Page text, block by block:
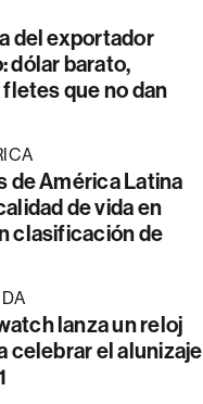
del exportador
dólar barato,
que no dan
de América Latina
de vida en
clasificación de
lanza un reloj
celebrar el alunizaje